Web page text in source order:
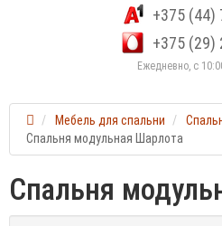
+375 (44)
+375 (29)
Ежедневно, с
Мебель для спальни
Спальня модульная Шарлота
Спальня